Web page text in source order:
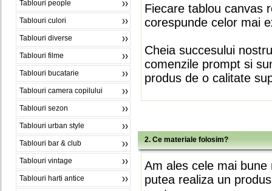
Tablouri people
Tablouri culori
Tablouri diverse
Tablouri filme
Tablouri bucatarie
Tablouri camera copilului
Tablouri sezon
Tablouri urban style
Tablouri bar & club
Tablouri vintage
Tablouri harti antice
Fiecare tablou canvas
corespunde celor mai
Cheia succesului
comenzile prompt si
produs de o calitate
2. Ce materiale folosim?
Am ales cele mai
putea realiza un